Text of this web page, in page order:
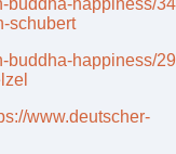
buddha-happiness/
schubert
buddha-happiness/
www.deutscher-